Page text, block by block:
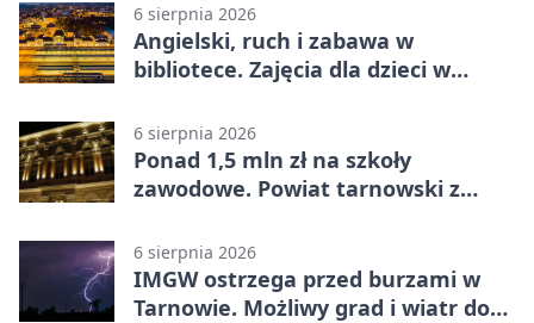
6 sierpnia 2026
Angielski, ruch i zabawa w
bibliotece. Zajęcia dla dzieci w
6 sierpnia 2026
Ponad 1,5 mln zł na szkoły
zawodowe. Powiat tarnowski z
6 sierpnia 2026
IMGW ostrzega przed burzami w
Tarnowie. Możliwy grad i wiatr do